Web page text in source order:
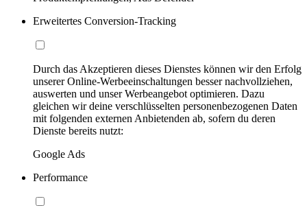
Erweitertes Conversion-Tracking
Durch das Akzeptieren dieses Dienstes können wir den Erfolg
unserer Online-Werbeeinschaltungen besser nachvollziehen,
auswerten und unser Werbeangebot optimieren. Dazu
gleichen wir deine verschlüsselten personenbezogenen Daten
mit folgenden externen Anbietenden ab, sofern du deren
Dienste bereits nutzt:
Google Ads
Performance